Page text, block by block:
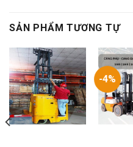
SẢN PHẨM TƯƠNG TỰ
-4%